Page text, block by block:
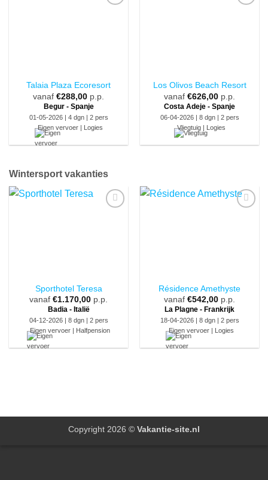
Talaia Plaza Ecoresort
vanaf €288,00 p.p.
Begur - Spanje
01-05-2026 | 4 dgn | 2 pers
Eigen vervoer | Logies
Los Olivos Beach Resort
vanaf €626,00 p.p.
Costa Adeje - Spanje
06-04-2026 | 8 dgn | 2 pers
Vliegtuig | Logies
Wintersport vakanties
Sporthotel Teresa
vanaf €1.170,00 p.p.
Badia - Italië
04-12-2026 | 8 dgn | 2 pers
Eigen vervoer | Halfpension
Résidence Amethyste
vanaf €542,00 p.p.
La Plagne - Frankrijk
18-04-2026 | 8 dgn | 2 pers
Eigen vervoer | Logies
Copyright 2026 © Vakantie-site.nl